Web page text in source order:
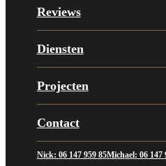
Reviews
Diensten
Projecten
Contact
Nick: 06 147 959 85Michael: 06 147